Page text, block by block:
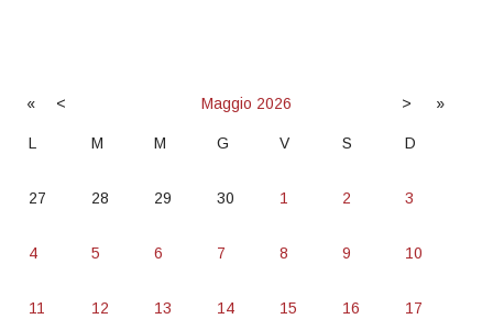
« < Maggio 2026 > »
L M M G V S D
27 28 29 30 1 2 3
4 5 6 7 8 9 10
11 12 13 14 15 16 17